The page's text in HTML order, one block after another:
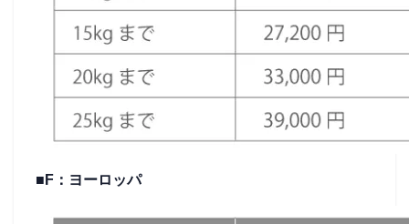
■F：ヨーロッパ